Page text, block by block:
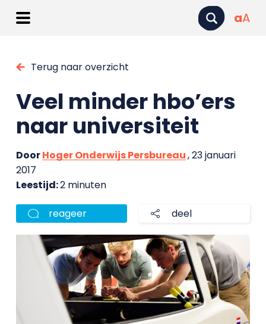
aA
Terug naar overzicht
Veel minder hbo’ers
naar universiteit
DoorHoger Onderwijs Persbureau, 23 januari
2017
Leestijd:2 minuten
reageer deel